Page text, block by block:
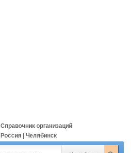
Справочник организаций
Россия | Челябинск